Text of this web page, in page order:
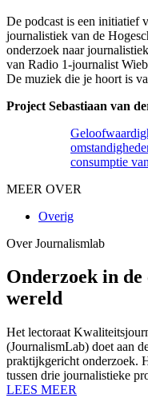
De podcast is een initiatief
journalistiek van de
onderzoek naar
van Radio 1-journalist
De muziek die je hoort is
Project Sebastiaan van
consumptie
MEER OVER
Overig
Over Journalismlab
Onderzoek in
wereld
Het lectoraat
(JournalismLab) doet aan
praktijkgericht onderzoek.
tussen drie journalistieke
LEES MEER